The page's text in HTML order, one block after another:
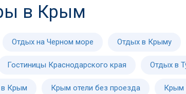
в Крым
Отдых на Черном море Отдых в Крыму
Гостиницы Краснодарского края Отдых в
в Крым Крым отели без проезда Крым